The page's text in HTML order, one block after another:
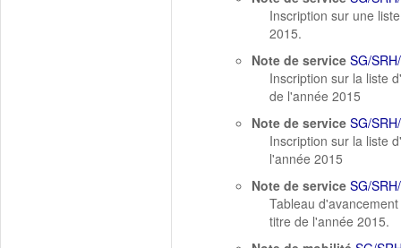
Inscription sur une
2015.
Note de service SG/
Inscription sur la liste
de l'année 2015
Note de service SG/
Inscription sur la liste
l'année 2015
Note de service SG/
Tableau
titre de l'année 2015.